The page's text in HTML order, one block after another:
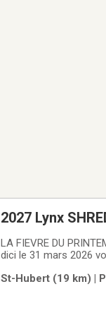
2027 Lynx
LA FIEVRE DU
dici le 31 mars 2026
2.99% pour 36 mois,
St-Hubert (19 km) |